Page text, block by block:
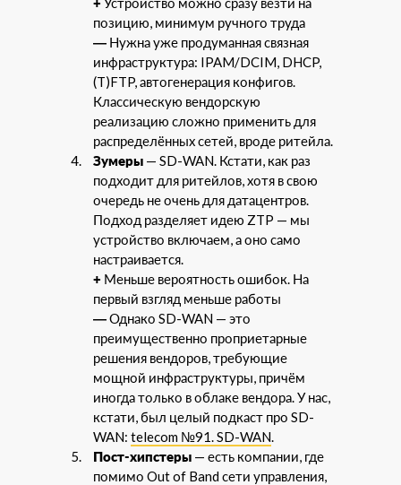
позицию, минимум ручного труда
— Нужна уже продуманная связная
инфраструктура: IPAM/DCIM, DHCP,
(T)FTP, автогенерация конфигов.
Классическую вендорскую
реализацию сложно применить для
распределённых сетей, вроде ритейла.
Зумеры — SD-WAN. Кстати, как раз
подходит для ритейлов, хотя в свою
очередь не очень для датацентров.
Подход разделяет идею ZTP — мы
устройство включаем, а оно само
настраивается.
+ Меньше вероятность ошибок. На
первый взгляд меньше работы
—Однако SD-WAN — это
преимущественно проприетарные
решения вендоров, требующие
мощной инфраструктуры, причём
иногда только в облаке вендора. У нас,
кстати, был целый подкаст про SD-
WAN: telecom №91. SD-WAN.
Пост-хипстеры — есть компании, где
помимо Out of Band сети управления,